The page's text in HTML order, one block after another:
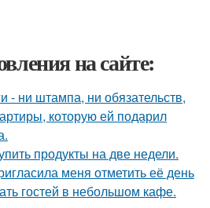
на сайте:
- ни штампа, ни обязательств,
которую ей подарил
продукты на две недели.
меня отметить её день
гостей в небольшом кафе.